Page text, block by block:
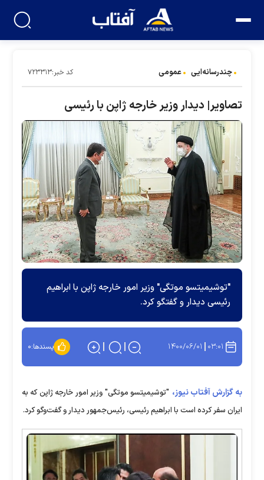
چندرسانه‌ایی عمومی کد خبر:۷۲۳۳۱۳
تصاویر| دیدار وزیر خارجه ژاپن با رئیسی
"توشیمیتسو موتگی" وزیر امور خارجه ژاپن با ابراهیم
رئیسی دیدار و گفتگو کرد.
۰۳:۰۱ ۱۴۰۰/۰۶/۰۱ پسندها:۰
به گزارش آفتاب نیوز، "توشیمیتسو موتگی" وزیر امور خارجه ژاپن که به
ایران سفر کرده است با ابراهیم رئیسی، رئیس‌جمهور دیدار و گفت‌وگو کرد.